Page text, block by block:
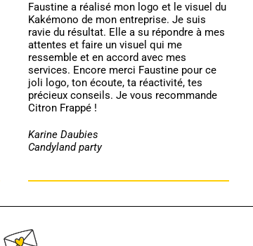
Faustine a réalisé mon logo et le visuel du
Kakémono de mon entreprise. Je suis
ravie du résultat. Elle a su répondre à mes
attentes et faire un visuel qui me
ressemble et en accord avec mes
services. Encore merci Faustine pour ce
joli logo, ton écoute, ta réactivité, tes
précieux conseils. Je vous recommande
Citron Frappé !
Karine Daubies
Candyland party